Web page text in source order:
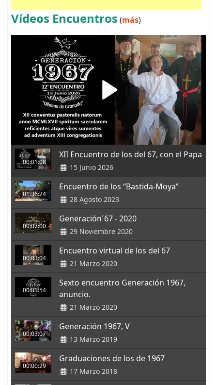
Vídeos Encuentros (más)
00:01:08
XII Encuentro de los del 67, con el Papa
15 Junio 2026
01:36:24
Encuentro de los “Bastida-Moya”
28 Agosto 2023
00:07:00
Generación´67 - 2020
29 Noviembre 2020
00:03:04
Encuentro virtual de los del 67
21 Marzo 2020
00:01:54
Sexto encuentro Generación 1967,
anuncio.
21 Marzo 2020
00:03:07
Generación 1967, V
13 Marzo 2019
00:00:29
Graduaciones de los de 1967
17 Marzo 2018